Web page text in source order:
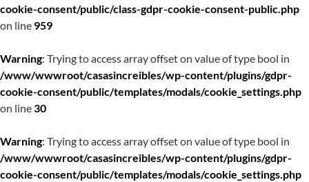
cookie-consent/public/class-gdpr-cookie-consent-public.php
on line 959
Warning: Trying to access array offset on value of type bool in
/www/wwwroot/casasincreibles/wp-content/plugins/gdpr-
cookie-consent/public/templates/modals/cookie_settings.php
on line30
Warning: Trying to access array offset on value of type bool in
/www/wwwroot/casasincreibles/wp-content/plugins/gdpr-
cookie-consent/public/templates/modals/cookie_settings.php